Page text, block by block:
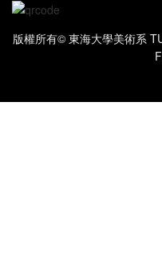
版權所有© 東海大學美術系